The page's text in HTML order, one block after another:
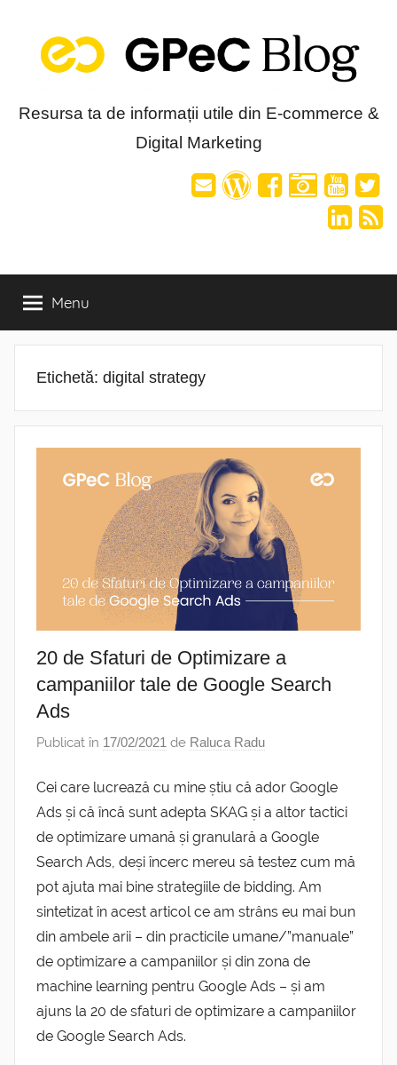
content
Blog-
Resursa ta de informații utile din E-commerce &
Digital Marketing
Menu
Etichetă: digital strategy
20 de Sfaturi de Optimizare a
campaniilor tale de Google Search
Ads
Publicat în 17/02/2021 de Raluca Radu
Cei care lucrează cu mine știu că ador Google
Ads și că încă sunt adepta SKAG și a altor tactici
de optimizare umană și granulară a Google
Search Ads, deși încerc mereu să testez cum mă
pot ajuta mai bine strategiile de bidding. Am
sintetizat în acest articol ce am strâns eu mai bun
din ambele arii – din practicile umane/”manuale”
de optimizare a campaniilor și din zona de
machine learning pentru Google Ads – și am
ajuns la 20 de sfaturi de optimizare a campaniilor
de Google Search Ads.